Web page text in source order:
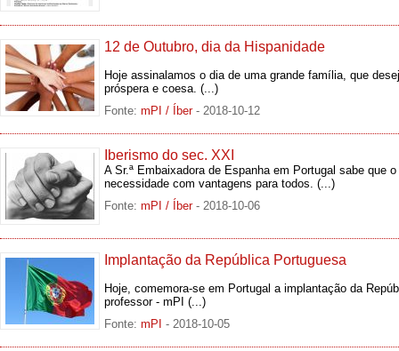
12 de Outubro, dia da Hispanidade
Hoje assinalamos o dia de uma grande família, que
próspera e coesa. (...)
Fonte: mPI / Íber - 2018-10-12
Iberismo do sec. XXI
A Sr.ª Embaixadora de Espanha em Portugal sabe que
necessidade com vantagens para todos. (...)
Fonte: mPI / Íber - 2018-10-06
Implantação da República Portuguesa
Hoje, comemora-se em Portugal a implantação da
professor - mPI (...)
Fonte: mPI - 2018-10-05